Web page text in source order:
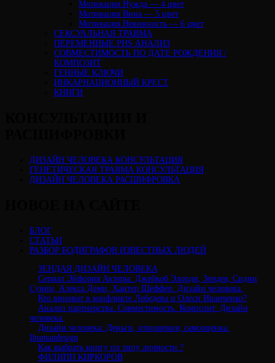
Мотивация Нужда — 4 цвет
Мотивация Вина — 5 цвет
Мотивация Невинность — 6 цвет
СЕКСУАЛЬНАЯ ТРАВМА
ПЕРЕМЕННЫЕ PHS АНАЛИЗ
CОВМЕСТИМОСТЬ ПО ДАТЕ РОЖДЕНИЯ /
КОМПОЗИТ
ГЕННЫЕ КЛЮЧИ
ИНКАРНАЦИОННЫЙ КРЕСТ
КНИГИ
ДИЗАЙН ЧЕЛОВЕКА КОНСУЛЬТАЦИЯ
ГЕНЕТИЧЕСКАЯ ТРАВМА КОНСУЛЬТАЦИЯ
ДИЗАЙН ЧЕЛОВЕКА РАСШИФРОВКА
БЛОГ
СТАТЬИ
РАЗБОР БОДИГРАФОВ ИЗВЕСТНЫХ ЛЮДЕЙ
ЗЕНДАЯ ДИЗАЙН ЧЕЛОВЕКА
Сериал Эйфория Актеры: Джейкоб Элорди, Зендея, Сидни
Суини, Алекса Деми, Хантер Шеффер. Дизайн человека.
Кто виноват в конфликте Лебедева и Олеси Иванченко?
Анализ партнерства. Совместимость. Композит. Дизайн
человека.
Дизайн человека: Деньги, отношения, самооценка.
Ihumandesign
Как выбрать книгу по типу личности ?
ФИЛИПП КИРКОРОВ